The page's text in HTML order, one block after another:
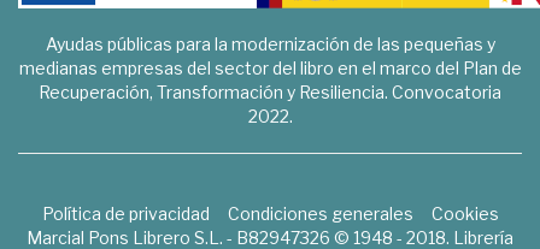
Ayudas públicas para la modernización de las pequeñas y
medianas empresas del sector del libro en el marco del Plan de
Recuperación, Transformación y Resiliencia. Convocatoria
2022.
Política de privacidad Condiciones generales
Cookies
Marcial Pons Librero S.L. - B82947326 © 1948 - 2018. Librería